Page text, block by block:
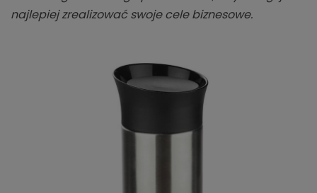
najlepiej zrealizować swoje cele biznesowe.